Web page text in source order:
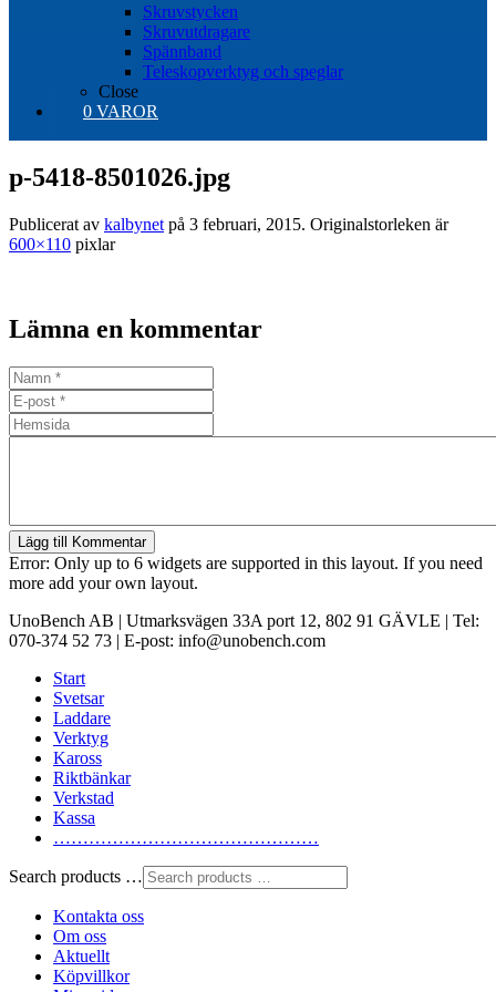
Skruvstycken
Skruvutdragare
Spännband
Teleskopverktyg och speglar
Close
0 VAROR
p-5418-8501026.jpg
Publicerat av kalbynet på 3 februari, 2015. Originalstorleken är
600×110 pixlar
Lämna en kommentar
Lägg till Kommentar
Error: Only up to 6 widgets are supported in this layout. If you need
more add your own layout.
UnoBench AB | Utmarksvägen 33A port 12, 802 91 GÄVLE | Tel:
070-374 52 73 | E-post: info@unobench.com
Start
Svetsar
Laddare
Verktyg
Kaross
Riktbänkar
Verkstad
Kassa
………………………………………
Search products …
Kontakta oss
Om oss
Aktuellt
Köpvillkor